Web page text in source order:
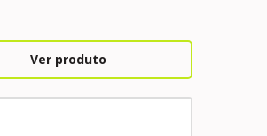
Ver produto